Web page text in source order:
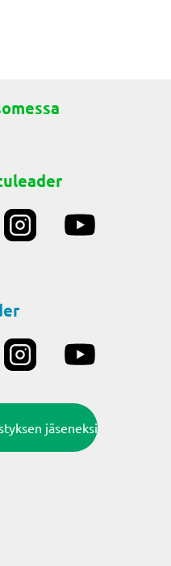
jäseneksi